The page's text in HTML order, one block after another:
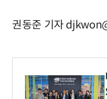
권동준 기자